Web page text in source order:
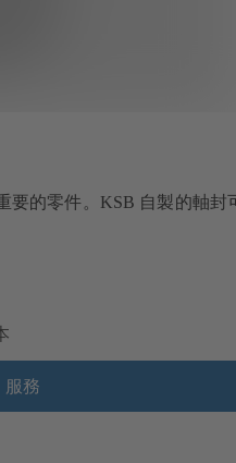
要的零件。KSB 自製的軸封
服務